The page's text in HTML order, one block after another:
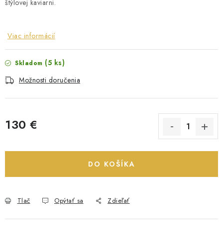
štýlovej kaviarni.
Viac informácií
Skladom (5 ks)
Možnosti doručenia
130 €
DO KOŠÍKA
Tlač Opýtať sa Zdieľať